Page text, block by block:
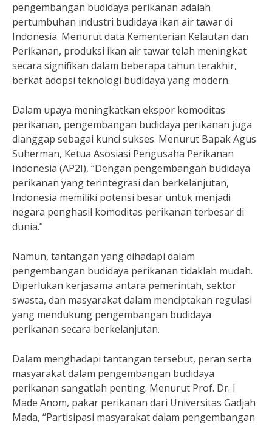
pengembangan budidaya perikanan adalah
pertumbuhan industri budidaya ikan air tawar di
Indonesia. Menurut data Kementerian Kelautan dan
Perikanan, produksi ikan air tawar telah meningkat
secara signifikan dalam beberapa tahun terakhir,
berkat adopsi teknologi budidaya yang modern.
Dalam upaya meningkatkan ekspor komoditas
perikanan, pengembangan budidaya perikanan juga
dianggap sebagai kunci sukses. Menurut Bapak Agus
Suherman, Ketua Asosiasi Pengusaha Perikanan
Indonesia (AP2I), “Dengan pengembangan budidaya
perikanan yang terintegrasi dan berkelanjutan,
Indonesia memiliki potensi besar untuk menjadi
negara penghasil komoditas perikanan terbesar di
dunia.”
Namun, tantangan yang dihadapi dalam
pengembangan budidaya perikanan tidaklah mudah.
Diperlukan kerjasama antara pemerintah, sektor
swasta, dan masyarakat dalam menciptakan regulasi
yang mendukung pengembangan budidaya
perikanan secara berkelanjutan.
Dalam menghadapi tantangan tersebut, peran serta
masyarakat dalam pengembangan budidaya
perikanan sangatlah penting. Menurut Prof. Dr. I
Made Anom, pakar perikanan dari Universitas Gadjah
Mada, “Partisipasi masyarakat dalam pengembangan